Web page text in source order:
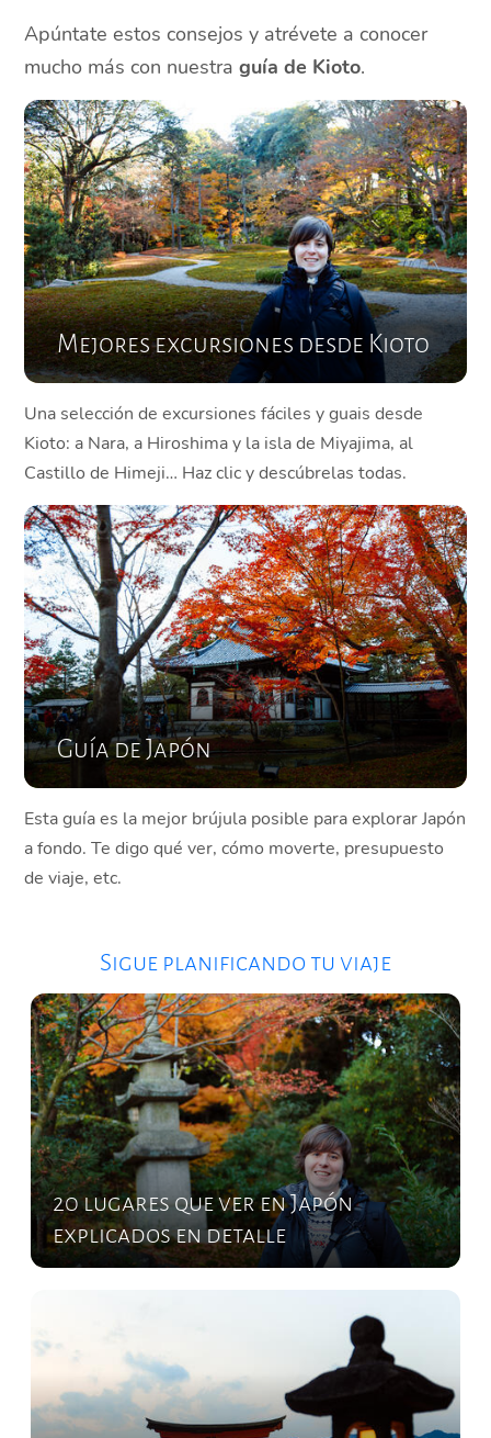
Apúntate estos consejos y atrévete a conocer
mucho más con nuestraguía de Kioto.
Mejores excursiones desde Kioto
Una selección de excursiones fáciles y guais desde
Kioto: a Nara, a Hiroshima y la isla de Miyajima, al
Castillo de Himeji… Haz clic y descúbrelas todas.
Guía de Japón
Esta guía es la mejor brújula posible para explorar Japón
a fondo. Te digo qué ver, cómo moverte, presupuesto
de viaje, etc.
Sigue planificando tu viaje
20 lugares que ver en Japón
explicados en detalle